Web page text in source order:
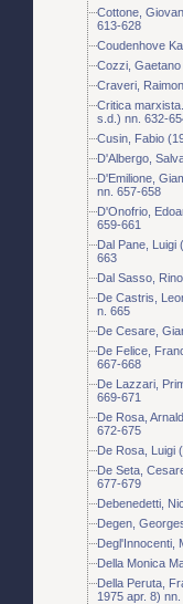
Cottone,
613-628
Coudenhove
Cozzi,
Craveri,
Critica
s.d.) nn. 632-
Cusin, Fabio
D'Albergo,
D'Emilione,
nn. 657-658
D'Onofrio,
659-661
Dal Pane, Luigi
663
Dal Sasso,
De Castris,
n. 665
De Cesare,
De Felice,
667-668
De Lazzari,
669-671
De Rosa,
672-675
De Rosa, Luigi
De Seta,
677-679
Debenedetti,
Degen,
Degl'Innocenti,
Della Monica
Della Peruta,
1975 apr. 8)